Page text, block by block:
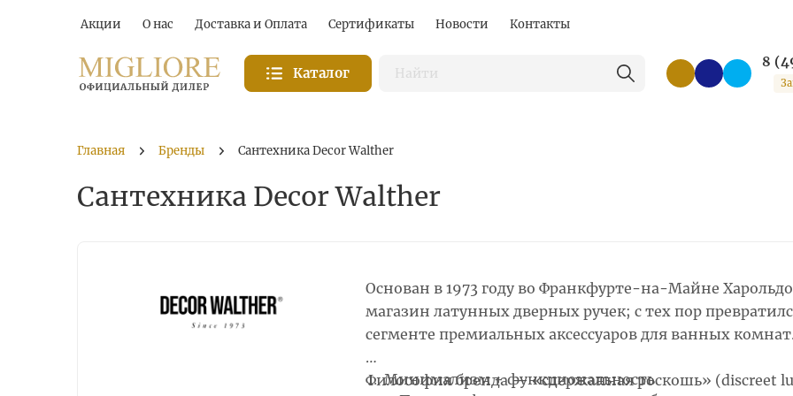
Акции О нас Доставка и Оплата Сертификаты Новости Контакты
Каталог
8
Главная Бренды Сантехника Decor Walther
Сантехника Decor Walther
Основан в 1973 году во Франкфурте-на-Майне
магазин латунных дверных ручек; с тех пор
сегменте премиальных аксессуаров для ванных
Философия бренда — «сдержанная роскошь» (discreet
Минимализм + функциональность